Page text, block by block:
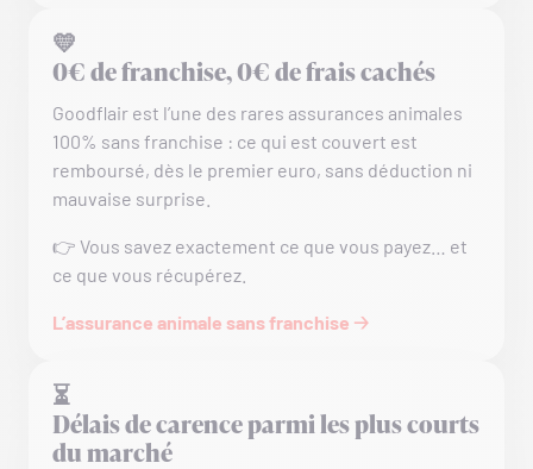
💛
0€ de franchise, 0€ de frais cachés
Goodflair est l’une des rares assurances animales
100% sans franchise : ce qui est couvert est
remboursé, dès le premier euro, sans déduction ni
mauvaise surprise.
👉 Vous savez exactement ce que vous payez… et
ce que vous récupérez.
L’assurance animale sans franchise 🡢
⏳
Délais de carence parmi les plus courts
du marché